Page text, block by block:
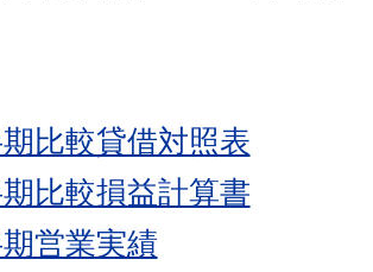
比較貸借対照表
比較損益計算書
営業実績